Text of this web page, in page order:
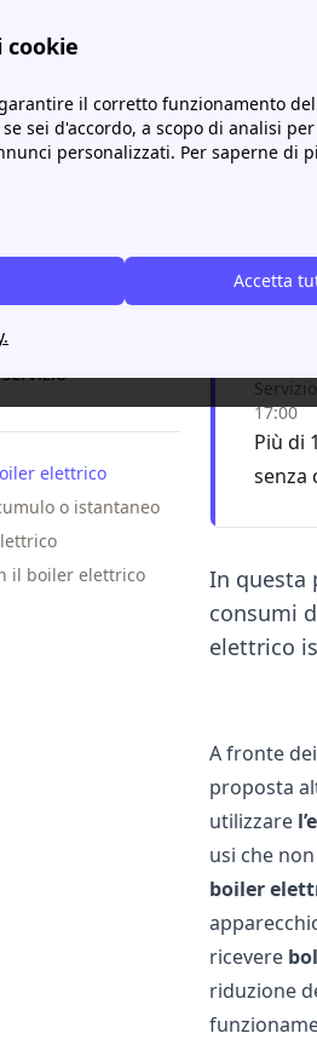
cookie
il corretto funzionamento
sei d'accordo, a scopo di analisi
personalizzati. Per saperne di
Accetta
Energetico Casa: consigli e
elettrico
o istantaneo
il boiler elettrico
17:00
Più di
senza
In questa
consumi
elettrico
A fronte
proposta
utilizzare
usi che
boiler
ricevere
riduzione